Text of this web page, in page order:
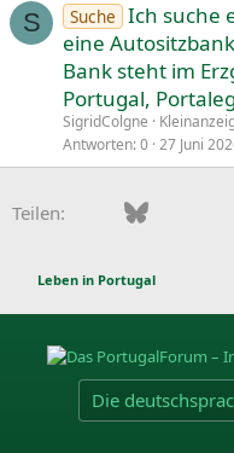
S Suche Ich suche
eine
Bank steht im
Portugal,
SigridColgne
Antworten 0 27 Juni
Teilen: FacebookBluesky
Leben in Portugal
Die